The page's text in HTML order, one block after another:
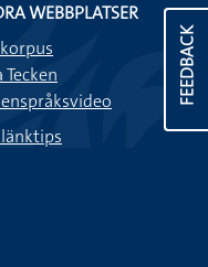
FEEDBACK
WEBBPLATSER
korpus
Tecken